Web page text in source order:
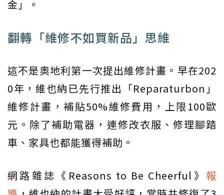
金」。
翻轉「維修不如買新品」思維
這不是奧地利第一次提出維修計畫。早在202
0年，維也納已先行推出「Reparaturbon」
維修計畫，補貼50%維修費用，上限100歐
元。除了補助電器，連修改衣服、修理腳踏
車、家具也都能獲得補助。
網路雜誌《Reasons to Be Cheerful》 報